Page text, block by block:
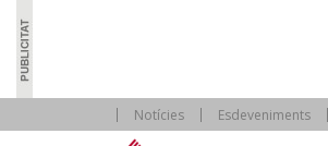
Notícies Esdeveniments